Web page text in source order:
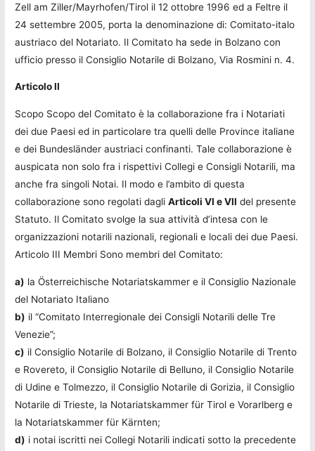
Zell am Ziller/Mayrhofen/Tirol il 12 ottobre 1996 ed a Feltre il
24 settembre 2005, porta la denominazione di: Comitato-italo
austriaco del Notariato. Il Comitato ha sede in Bolzano con
ufficio presso il Consiglio Notarile di Bolzano, Via Rosmini n. 4.
Articolo II
Scopo Scopo del Comitato è la collaborazione fra i Notariati
dei due Paesi ed in particolare tra quelli delle Province italiane
e dei Bundesländer austriaci confinanti. Tale collaborazione è
auspicata non solo fra i rispettivi Collegi e Consigli Notarili, ma
anche fra singoli Notai. Il modo e l’ambito di questa
collaborazione sono regolati dagliArticoli VI e VII del presente
Statuto. Il Comitato svolge la sua attività d’intesa con le
organizzazioni notarili nazionali, regionali e locali dei due Paesi.
Articolo III Membri Sono membri del Comitato:
a) la Österreichische Notariatskammer e il Consiglio Nazionale
del Notariato Italiano
b) il “Comitato Interregionale dei Consigli Notarili delle Tre
Venezie”;
c) il Consiglio Notarile di Bolzano, il Consiglio Notarile di Trento
e Rovereto, il Consiglio Notarile di Belluno, il Consiglio Notarile
di Udine e Tolmezzo, il Consiglio Notarile di Gorizia, il Consiglio
Notarile di Trieste, la Notariatskammer für Tirol e Vorarlberg e
la Notariatskammer für Kärnten;
d) i notai iscritti nei Collegi Notarili indicati sotto la precedente